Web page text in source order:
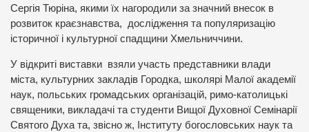
Сергія Тюріна, якими їх нагородили за значний внесок в
розвиток краєзнавства, дослідження та популяризацію
історичної і культурної спадщини Хмельниччини.
У відкриті виставки взяли участь представники влади
міста, культурних закладів Городка, школярі Малої академії
наук, польських громадських організацій, римо-католицькі
священики, викладачі та студенти Вищої Духовної Семінарії
Святого Духа та, звісно ж, Інституту богословських наук та